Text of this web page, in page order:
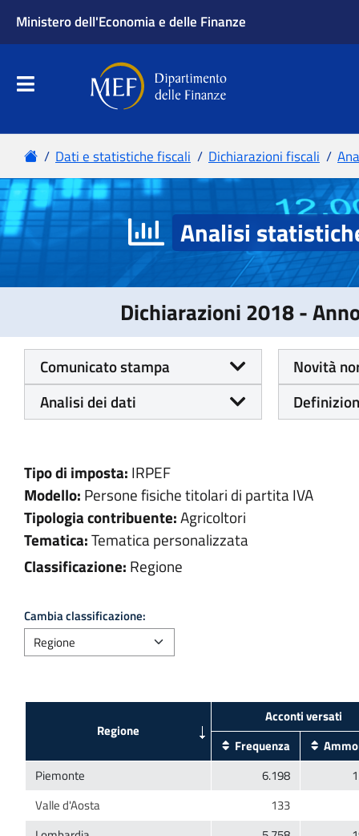
Analisi
Dichiarazioni 2018 -
Comunicato stampa
Novità
Analisi dei dati
Tipo di imposta: IRPEF
Modello: Persone fisiche titolari di partita IVA
Tipologia contribuente:Agricoltori
Tematica:Tematica personalizzata
Classificazione: Regione
Cambia classificazione: